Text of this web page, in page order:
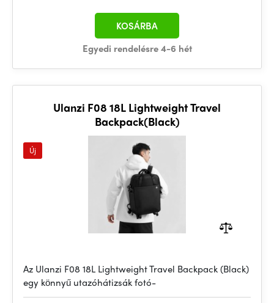
Egyedi rendelésre 4-6 hét
KOSÁRBA
Ulanzi F08 18L Lightweight Travel
Backpack(Black)
Új
Az Ulanzi F08 18L Lightweight Travel Backpack (Black)
egy könnyű utazóhátizsák fotó-